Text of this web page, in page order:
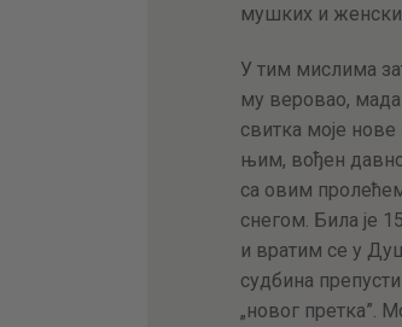
мушких и
У тим мислима
му веровао,
свитка моје
њим, вођен
са овим
снегом. Била је
и вратим се у
судбина
„новог претка”.